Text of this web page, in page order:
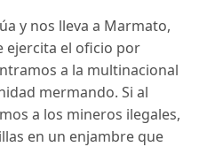
y nos lleva a Marmato,
ejercita el oficio por
a la multinacional
mermando. Si al
a los mineros ilegales,
en un enjambre que